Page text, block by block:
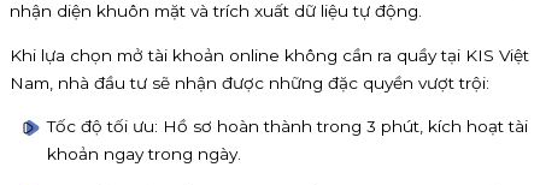
nhận diện khuôn mặt và trích xuất dữ liệu tự động.
Khi lựa chọn mở tài khoản online không cần ra quầy tại KIS Việt
Nam, nhà đầu tư sẽ nhận được những đặc quyền vượt trội:
Tốc độ tối ưu: Hồ sơ hoàn thành trong 3 phút, kích hoạt tài
khoản ngay trong ngày.